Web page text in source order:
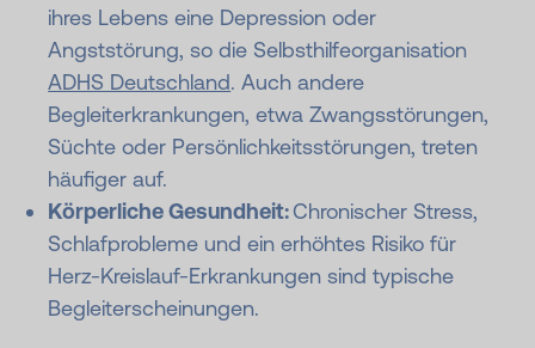
ihres Lebens eine Depression oder
Angststörung, so die Selbsthilfeorganisation
ADHS Deutschland. Auch andere
Begleiterkrankungen, etwa Zwangsstörungen,
Süchte oder Persönlichkeitsstörungen, treten
häufiger auf.
Körperliche Gesundheit:Chronischer Stress,
Schlafprobleme und ein erhöhtes Risiko für
Herz-Kreislauf-Erkrankungen sind typische
Begleiterscheinungen.